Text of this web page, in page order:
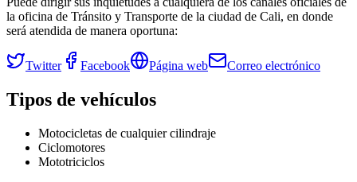
la oficina de Tránsito y Transporte de la ciudad de Cali, en donde
será atendida de manera oportuna:
Twitter Facebook Página web Correo electrónico
Tipos de vehículos
Motocicletas de cualquier cilindraje
Ciclomotores
Mototriciclos